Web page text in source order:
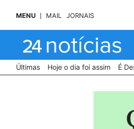
MENU MAIL JORNAIS
Últimas Hoje o dia foi assim É